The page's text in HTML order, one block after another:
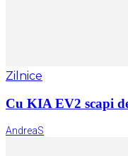
Zilnice
Cu KIA EV2 scapi
AndreaS